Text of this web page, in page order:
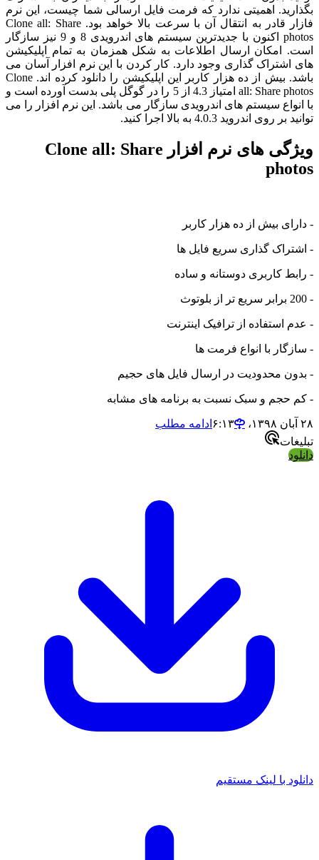
بگذارید. اهمیتی ندارد که فرمت فایل ارسالی شما چیست، این نرم
فازار قادر به انتقال آن با سرعت بالا خواهد بود. Clone all: Share
photos اکنون با جدیدترین سیستم های اندرویدی 8 و 9 نیز سازگار
است. امکان ارسال اطلاعات به شکل همزمان به تمام اپلیکیشن
های اشتراک گذاری وجود دارد. کار کردن با این نرم افزار آسان می
باشد. بیش از ده هزار کاربر این اپلیکیشن را دانلود کرده اند. Clone
all: Share photos امتیاز 4.3 از 5 را در گوگل پلی بدست آورده است و
با انواع سیستم های اندرویدی سازگار می باشد. این نرم افزار را می
توانید بر روی اندروید 4.0.3 به بالا اجرا کنید.
ویژگی های نرم افزار Clone all: Share
photos
- دارای بیش از ده هزار کاربر
- اشتراک گذاری سریع فایل ها
- رابط کاربری دوستانه و ساده
- 200 برابر سریع تر از بلوتوث
- عدم استفاده از ترافیک اینترنت
- سازگار با انواع فرمت ها
- بدون محدودیت در ارسال فایل های حجیم
- کم حجم و سبک نسبت به برنامه های مشابه
۲۸ آبان ۱۳۹۸،‏ ۶:۱۳
ادامه مطلب
تبلیغات
دانلود
دانلود با لینک مستقیم